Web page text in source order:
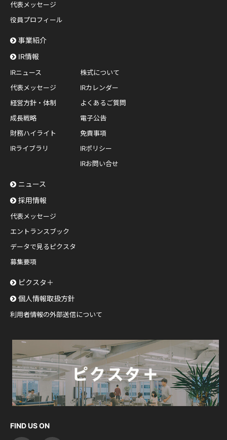
代表メッセージ
役員プロフィール
事業紹介
IR情報
IRニュース
代表メッセージ
経営方針・体制
成長戦略
財務ハイライト
IRライブラリ
株式について
IRカレンダー
よくあるご質問
電子公告
免責事項
IRポリシー
IRお問い合せ
ニュース
採用情報
代表メッセージ
エントランスブック
データで見るピクスタ
募集要項
ピクスタ＋
個人情報取扱方針
利用者情報の外部送信について
FIND US ON